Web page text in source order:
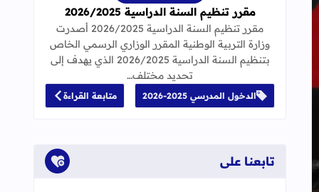
التوظيف المقبلة
مقرر تنظيم السنة الدراسية 2026/2025
مقرر تنظيم السنة الدراسية 2026/2025 أصدرت
وزارة التربية الوطنية المقرر الوزاري الرسمي الخاص
بتنظيم السنة الدراسية 2026/2025 الذي يهدف إلى
تحديد مختلف…
الدخول المدرسي 2025-2026 متابعة القراءة
تابعنا على